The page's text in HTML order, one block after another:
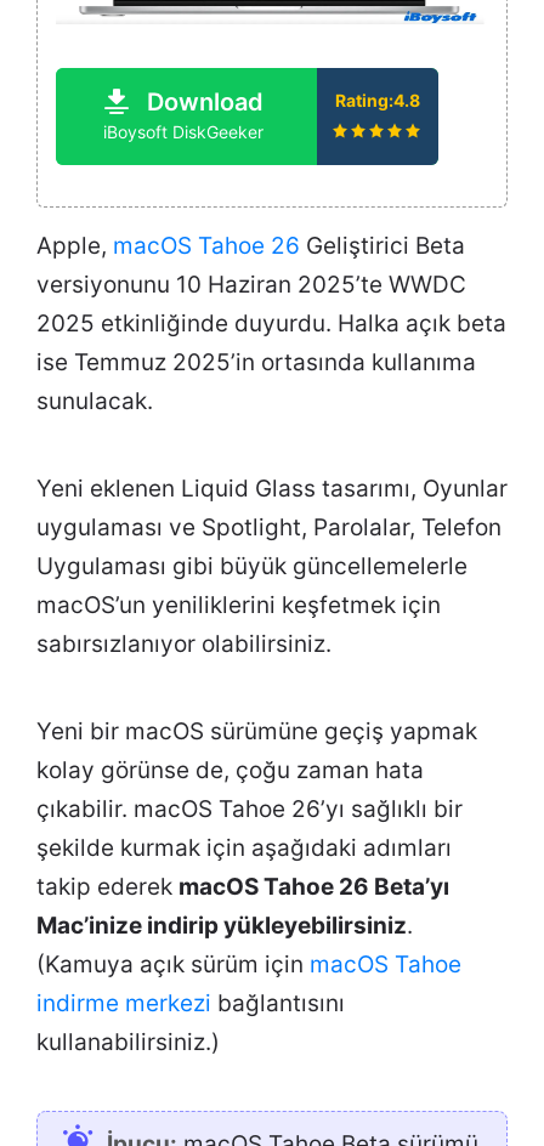
Download
iBoysoft DiskGeeker
Rating:4.8
Apple, macOS Tahoe 26 Geliştirici Beta
versiyonunu 10 Haziran 2025’te WWDC
2025 etkinliğinde duyurdu. Halka açık beta
ise Temmuz 2025’in ortasında kullanıma
sunulacak.
Yeni eklenen Liquid Glass tasarımı, Oyunlar
uygulaması ve Spotlight, Parolalar, Telefon
Uygulaması gibi büyük güncellemelerle
macOS’un yeniliklerini keşfetmek için
sabırsızlanıyor olabilirsiniz.
Yeni bir macOS sürümüne geçiş yapmak
kolay görünse de, çoğu zaman hata
çıkabilir. macOS Tahoe 26’yı sağlıklı bir
şekilde kurmak için aşağıdaki adımları
takip ederek macOS Tahoe 26 Beta’yı
Mac’inize indirip yükleyebilirsiniz.
(Kamuya açık sürüm için macOS Tahoe
indirme merkezi bağlantısını
kullanabilirsiniz.)